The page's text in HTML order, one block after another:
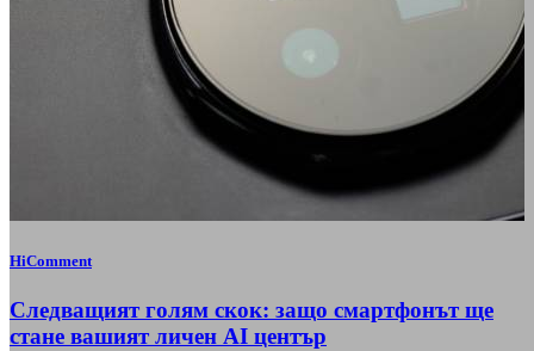
HiComment
Следващият голям скок: защо смартфонът ще
стане вашият личен AI център